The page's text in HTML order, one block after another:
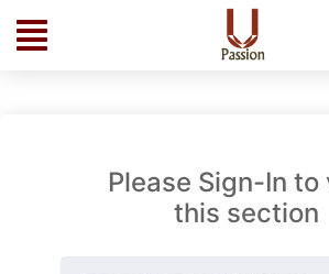
Please Sign-In to
this section